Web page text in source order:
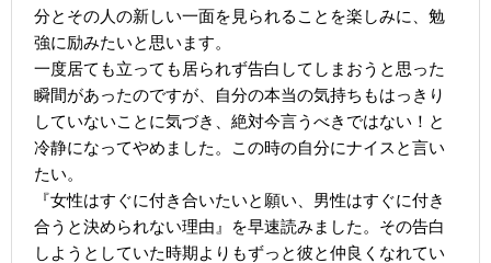
分とその人の新しい一面を見られることを楽しみに、勉
強に励みたいと思います。
一度居ても立っても居られず告白してしまおうと思った
瞬間があったのですが、自分の本当の気持ちもはっきり
していないことに気づき、絶対今言うべきではない！と
冷静になってやめました。この時の自分にナイスと言い
たい。
『女性はすぐに付き合いたいと願い、男性はすぐに付き
合うと決められない理由』を早速読みました。その告白
しようとしていた時期よりもずっと彼と仲良くなれてい